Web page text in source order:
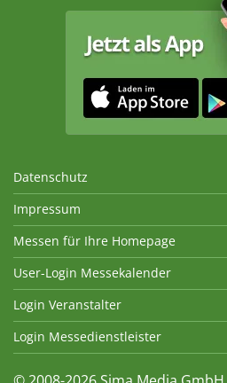
Datenschutz
Impressum
Messen für Ihre Homepage
User-Login Messekalender
Login Veranstalter
Login Messedienstleister